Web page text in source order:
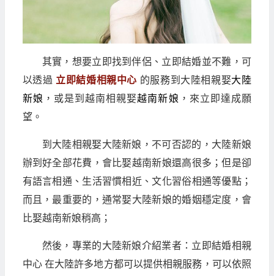
其實，想要立即找到伴侶、立即結婚並不難，可
以透過 立即結婚相親中心 的服務到大陸相親娶大陸
新娘 ，或是到越南相親娶越南新娘 ，來立即達成願
望。
到大陸相親娶大陸新娘，不可否認的，大陸新娘
辦到好全部花費，會比娶越南新娘還高很多；但是卻
有語言相通、生活習慣相近、文化習俗相通等優點；
而且，最重要的，通常娶大陸新娘的婚姻穩定度，會
比娶越南新娘稍高；
然後，專業的大陸新娘介紹業者：立即結婚相親
中心 在大陸許多地方都可以提供相親服務，可以依照